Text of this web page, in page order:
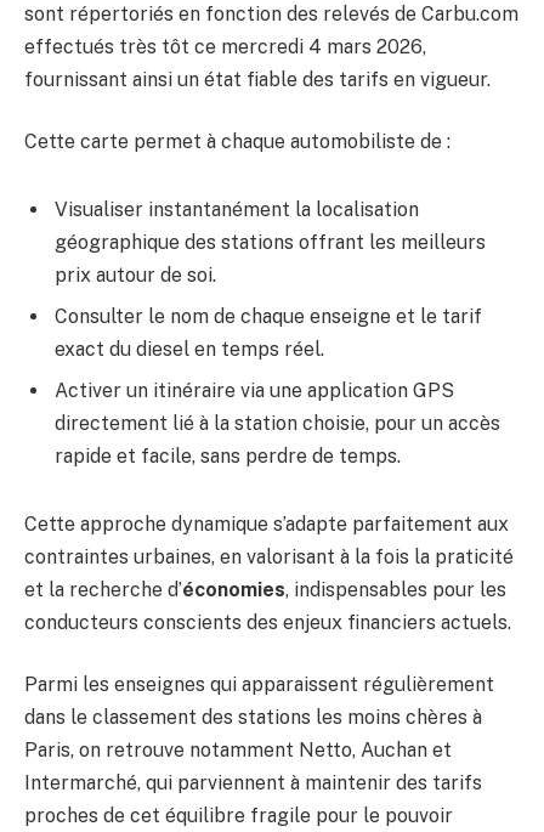
sont répertoriés en fonction des relevés de Carbu.com
effectués très tôt ce mercredi 4 mars 2026,
fournissant ainsi un état fiable des tarifs en vigueur.
Cette carte permet à chaque automobiliste de :
Visualiser instantanément la localisation
géographique des stations offrant les meilleurs
prix autour de soi.
Consulter le nom de chaque enseigne et le tarif
exact du diesel en temps réel.
Activer un itinéraire via une application GPS
directement lié à la station choisie, pour un accès
rapide et facile, sans perdre de temps.
Cette approche dynamique s’adapte parfaitement aux
contraintes urbaines, en valorisant à la fois la praticité
et la recherche d’économies, indispensables pour les
conducteurs conscients des enjeux financiers actuels.
Parmi les enseignes qui apparaissent régulièrement
dans le classement des stations les moins chères à
Paris, on retrouve notamment Netto, Auchan et
Intermarché, qui parviennent à maintenir des tarifs
proches de cet équilibre fragile pour le pouvoir